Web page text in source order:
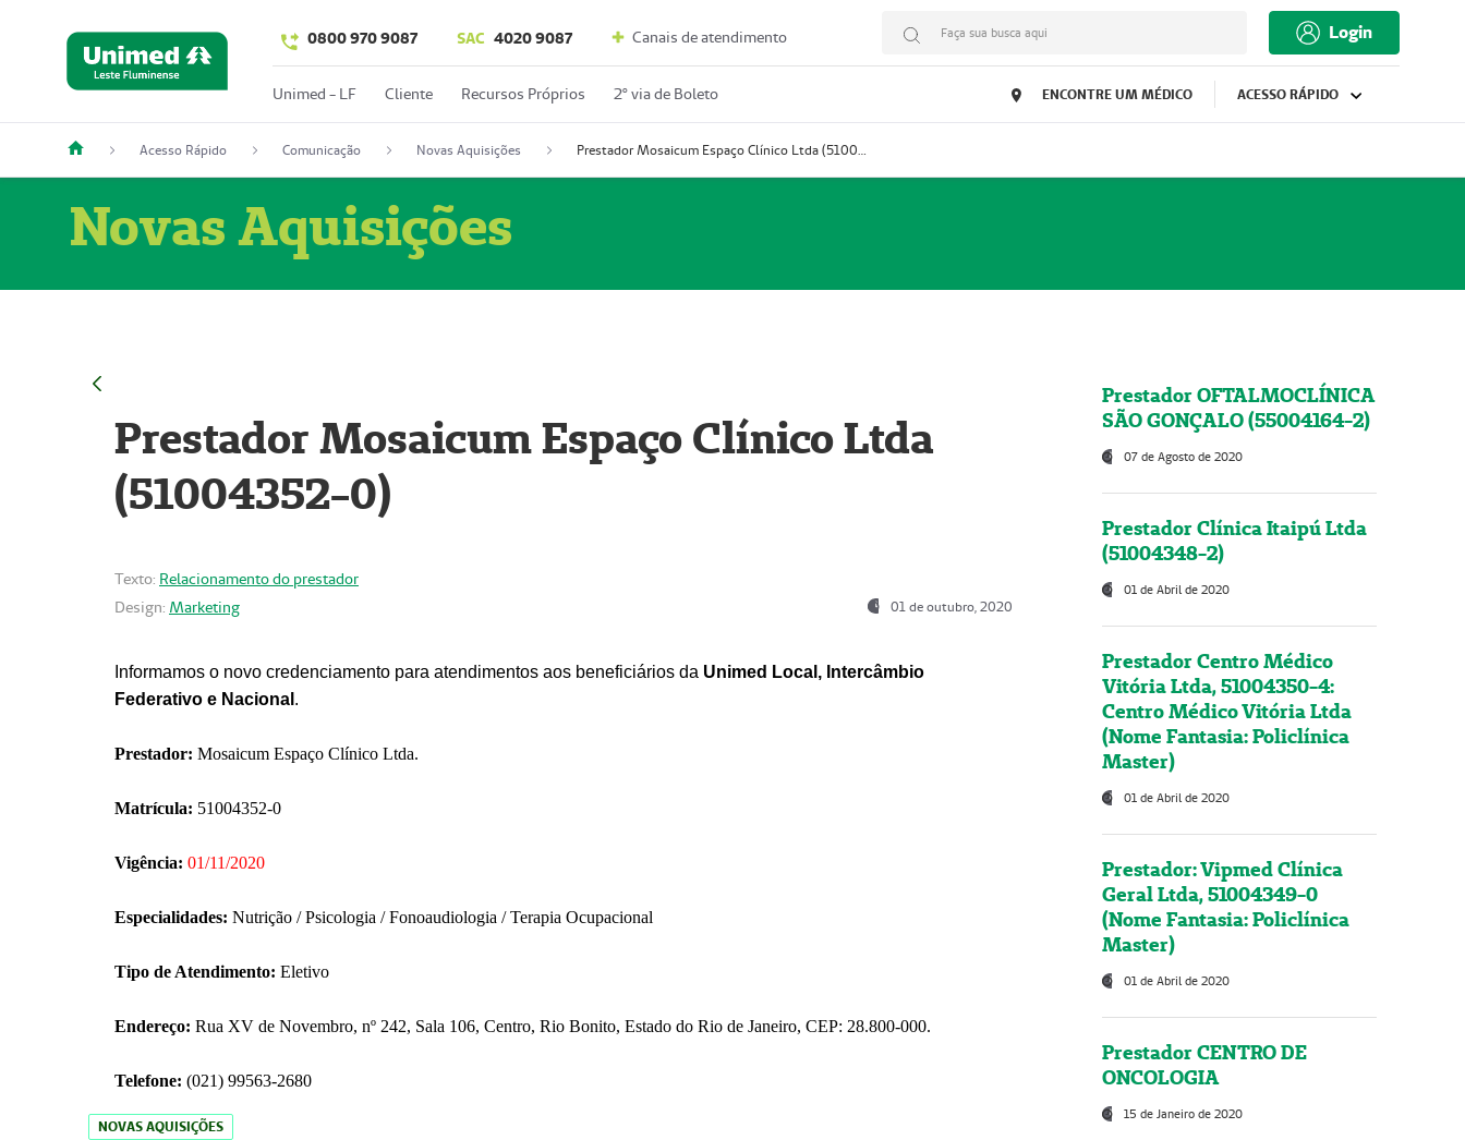
0800 970 9087 SAC 4020 9087 Canais de atendimento Faça sua busca aqui Login
Unimed - LF Cliente Recursos Próprios 2º via de Boleto ENCONTRE UM MÉDICO ACESSO RÁPIDO
Acesso Rápido Comunicação Novas Aquisições Prestador Mosaicum Espaço Clínico Ltda (51004352-0)
Novas Aquisições
Prestador Mosaicum Espaço Clínico Ltda
(51004352-0)
Texto: Relacionamento do prestador
Design: Marketing 01 de outubro, 2020
Informamos o novo credenciamento para atendimentos aos beneficiários da Unimed Local, Intercâmbio
Federativo e Nacional .
Prestador: Mosaicum Espaço Clínico Ltda.
Matrícula: 51004352-0
Vigência: 01/11/2020
Especialidades: Nutrição / Psicologia / Fonoaudiologia / Terapia Ocupacional
Tipo de Atendimento: Eletivo
Endereço: Rua XV de Novembro, nº 242, Sala 106, Centro, Rio Bonito, Estado do Rio de Janeiro, CEP: 28.800-000.
Telefone: (021) 99563-2680
NOVAS AQUISIÇÕES
Prestador OFTALMOCLÍNICA
SÃO GONÇALO (55004164-2)
07 de Agosto de 2020
Prestador Clínica Itaipú Ltda
(51004348-2)
01 de Abril de 2020
Prestador Centro Médico
Vitória Ltda, 51004350-4:
Centro Médico Vitória Ltda
(Nome Fantasia: Policlínica
Master)
01 de Abril de 2020
Prestador: Vipmed Clínica
Geral Ltda, 51004349-0
(Nome Fantasia: Policlínica
Master)
01 de Abril de 2020
Prestador CENTRO DE
ONCOLOGIA
15 de Janeiro de 2020